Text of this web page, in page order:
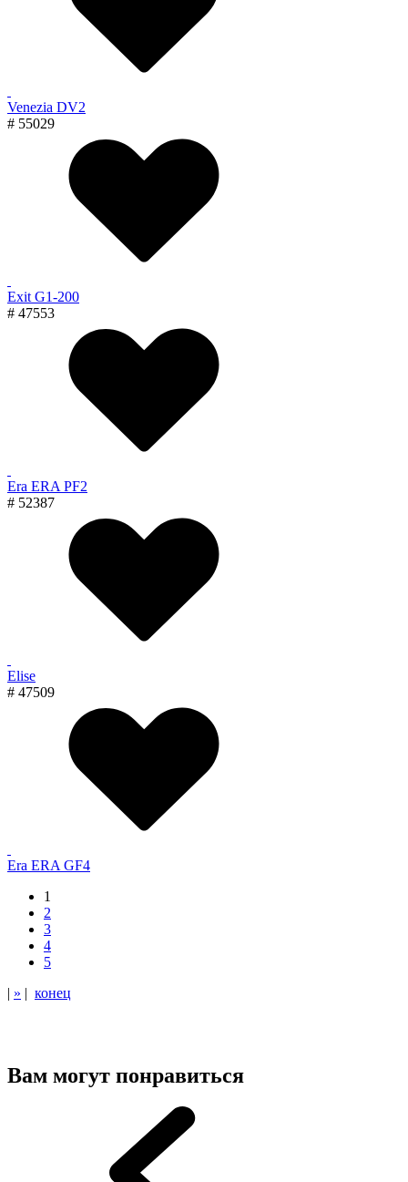
Venezia DV2
# 55029
Exit G1-200
# 47553
Era ERA PF2
# 52387
Elise
# 47509
Era ERA GF4
1
2
3
4
5
| » | конец
Вам могут понравиться